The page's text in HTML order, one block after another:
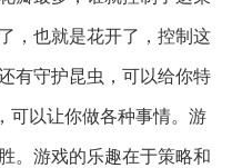
，也就是花开了，控制这
有守护昆虫，可以给你特
以让你做各种事情。游
。游戏的乐趣在于策略和